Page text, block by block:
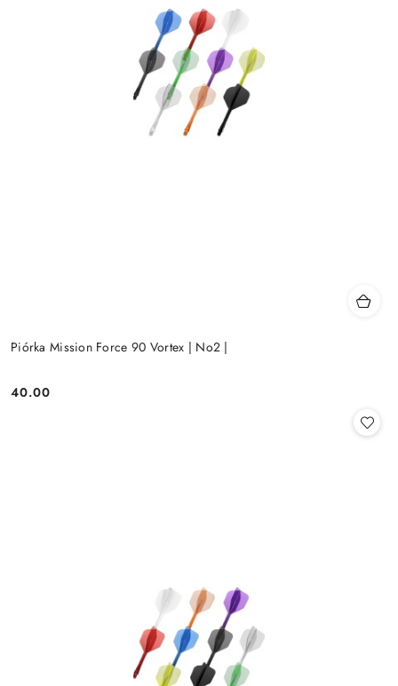
Piórka Mission Force 90 Vortex | No2 |
Cena:
40.00